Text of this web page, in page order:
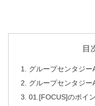
目
グループセンタジー
グループセンタジ
01.[FOCUS]のポイ